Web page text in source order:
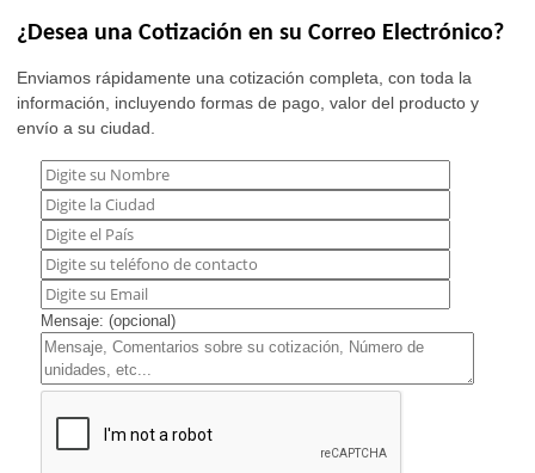
¿Desea una Cotización en su Correo Electrónico?
Enviamos rápidamente una cotización completa, con toda la
información, incluyendo formas de pago, valor del producto y
envío a su ciudad.
Mensaje: (opcional)